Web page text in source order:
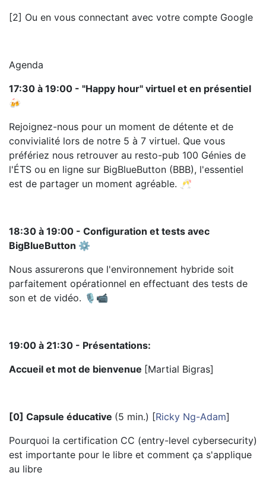
[2] Ou en vous connectant avec votre compte Google
Agenda
17:30 à 19:00 - "Happy hour" virtuel et en présentiel
🍻
Rejoignez-nous pour un moment de détente et de
convivialité lors de notre 5 à 7 virtuel. Que vous
préfériez nous retrouver au resto-pub 100 Génies de
l'ÉTS ou en ligne sur BigBlueButton (BBB), l'essentiel
est de partager un moment agréable. 🥂
18:30 à 19:00 - Configuration et tests avec
BigBlueButton ⚙️
Nous assurerons que l'environnement hybride soit
parfaitement opérationnel en effectuant des tests de
son et de vidéo. 🎙️📹
19:00 à 21:30 - Présentations:
Accueil et mot de bienvenue [Martial Bigras]
[0] Capsule éducative (5 min.) [Ricky Ng-Adam]
Pourquoi la certification CC (entry-level cybersecurity)
est importante pour le libre et comment ça s'applique
au libre